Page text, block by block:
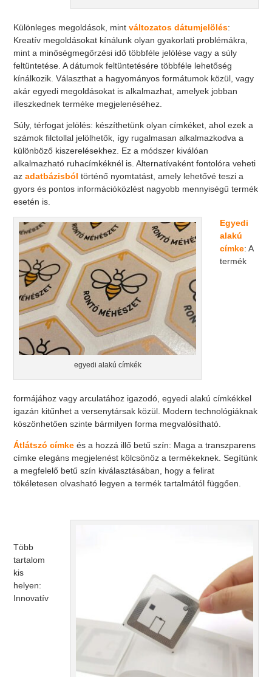
Különleges megoldások, mintváltozatos dátumjelölés:
Kreatív megoldásokat kínálunk olyan gyakorlati problémákra,
mint a minőségmegőrzési idő többféle jelölése vagy a súly
feltüntetése. A dátumok feltüntetésére többféle lehetőség
kínálkozik. Választhat a hagyományos formátumok közül, vagy
akár egyedi megoldásokat is alkalmazhat, amelyek jobban
illeszkednek terméke megjelenéséhez.
Súly, térfogat jelölés: készíthetünk olyan címkéket, ahol ezek a
számok filctollal jelölhetők, így rugalmasan alkalmazkodva a
különböző kiszerelésekhez. Ez a módszer kiválóan
alkalmazható ruhacímkéknél is. Alternatívaként fontolóra veheti
azadatbázisból történő nyomtatást, amely lehetővé teszi a
gyors és pontos információközlést nagyobb mennyiségű termék
esetén is.
egyedi alakú címkék
Egyedi
alakú
címke: A
termék
formájához vagy arculatához igazodó, egyedi alakú címkékkel
igazán kitűnhet a versenytársak közül. Modern technológiáknak
köszönhetően szinte bármilyen forma megvalósítható.
Átlátszó címke és a hozzá illő betű szín: Maga a transzparens
címke elegáns megjelenést kölcsönöz a termékeknek. Segítünk
a megfelelő betű szín kiválasztásában, hogy a felirat
tökéletesen olvasható legyen a termék tartalmától függően.
Több
tartalom
kis
helyen:
Innovatív